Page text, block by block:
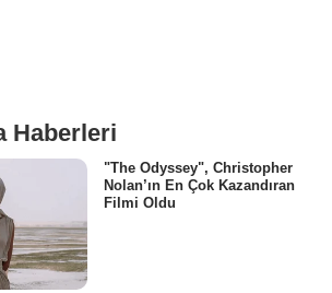
Haberleri
"The Odyssey", Christopher
Nolan’ın En Çok Kazandıran
Filmi Oldu